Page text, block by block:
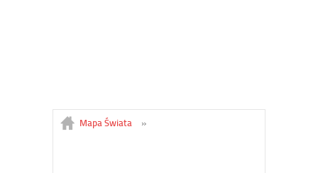
Mapa Świata »